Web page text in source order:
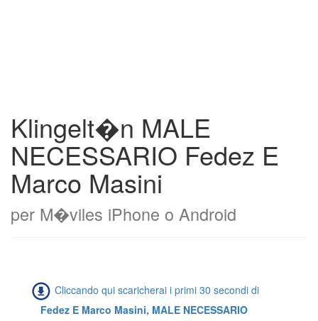
Klingelt�n MALE
NECESSARIO Fedez E
Marco Masini
per M�viles iPhone o Android
Cliccando qui scaricherai i primi 30 secondi di
Fedez E Marco Masini, MALE NECESSARIO